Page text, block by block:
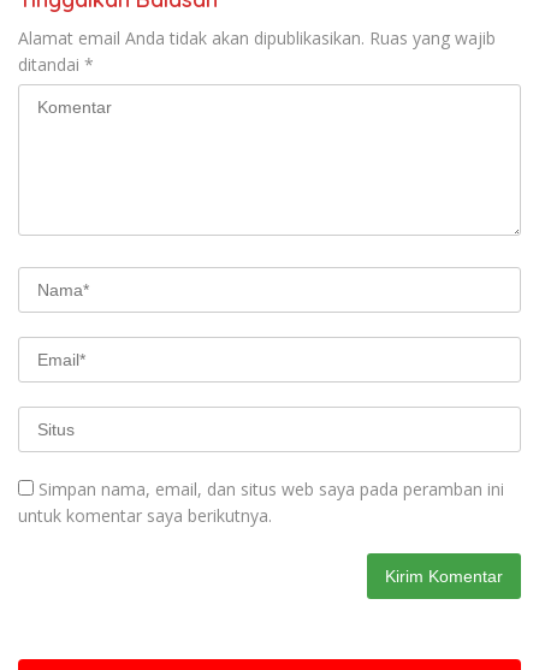
Alamat email Anda tidak akan dipublikasikan. Ruas yang wajib
ditandai *
Simpan nama, email, dan situs web saya pada peramban ini
untuk komentar saya berikutnya.